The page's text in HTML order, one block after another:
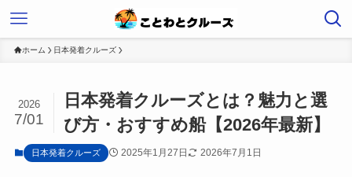
ホーム 日本発着クルーズ
日本発着クルーズとは？魅力と選
び方・おすすめ船【2026年最新】
2026
7/01
日本発着クルーズ 2025年1月27日 2026年7月1日